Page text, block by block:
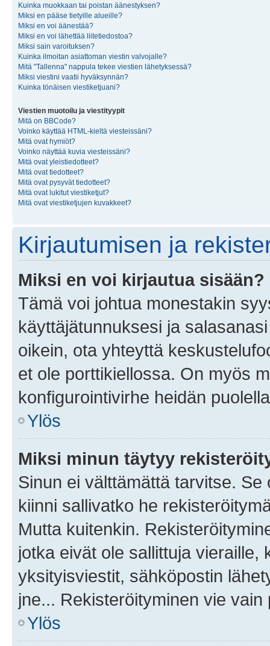
Kuinka muokkaan tai poistan äänestyksen?
Miksi en pääse tietyille alueille?
Miksi en voi äänestää?
Miksi en voi lähettää liitetiedostoa?
Miksi sain varoituksen?
Kuinka ilmoitan asiattoman viestin valvojalle?
Mitä "Tallenna" nappula tekee viestien lähetyksessä?
Miksi viestini vaatii hyväksynnän?
Kuinka tönäisen viestiketjuani?
Viestien muotoilu ja viestityypit
Mitä on BBCode?
Voinko käyttää HTML-kieltä viesteissäni?
Mitä ovat hymiöt?
Voinko näyttää kuvia viesteissäni?
Mitä ovat yleistiedotteet?
Mitä ovat tiedotteet?
Mitä ovat pysyvät tiedotteet?
Mitä ovat lukitut viestiketjut?
Mitä ovat viestiketjujen kuvakkeet?
Kirjautumisen ja
Miksi en voi kirjautua sisään?
Tämä voi johtua monestakin
käyttäjätunnuksesi ja
oikein, ota yhteyttä
et ole porttikiellossa. On myös
konfigurointivirhe heidän
Ylös
Miksi minun täytyy
Sinun ei välttämättä tarvitse.
kiinni sallivatko he
Mutta kuitenkin.
jotka eivät ole sallittuja vieraille,
yksityisviestit, sähköpostin
jne... Rekisteröityminen vie
Ylös